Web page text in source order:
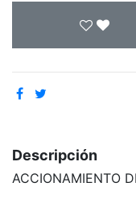
Descripción
ACCIONAMIENTO